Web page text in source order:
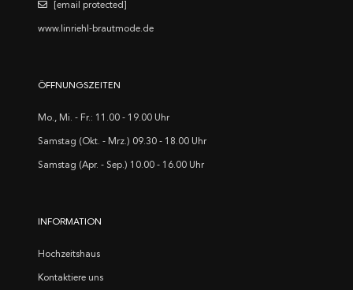
[email protected]
www.linriehl-brautmode.de
ÖFFNUNGSZEITEN
Mo., Mi. - Fr.: 11.00 - 19.00 Uhr
Samstag (Okt. - Mrz.) 09.30 - 18.00 Uhr
Samstag (Apr. - Sep.) 10.00 - 16.00 Uhr
INFORMATION
Hochzeitshaus
Kontaktiere uns